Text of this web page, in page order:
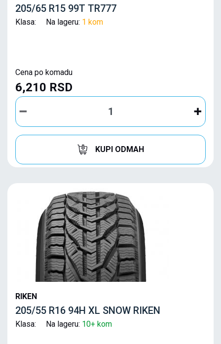
205/65 R15 99T TR777
Klasa: Na lageru: 1 kom
Cena po komadu
6,210 RSD
KUPI ODMAH
RIKEN
205/55 R16 94H XL SNOW RIKEN
Klasa: Na lageru: 10+ kom